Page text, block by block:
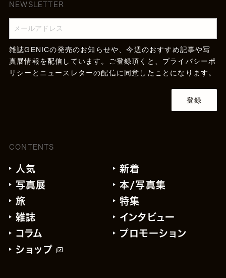
NEWSLETTER
雑誌GENICの発売のお知らせや、今週のおすすめ記事や写
真展情報を配信しています。ご登録頂くと、 プライバシーポ
リシー とニュースレターの配信に同意したことになります。
登録
CONTENTS
人気
新着
写真展
本/写真集
旅
特集
雑誌
インタビュー
コラム
プロモーション
ショップ